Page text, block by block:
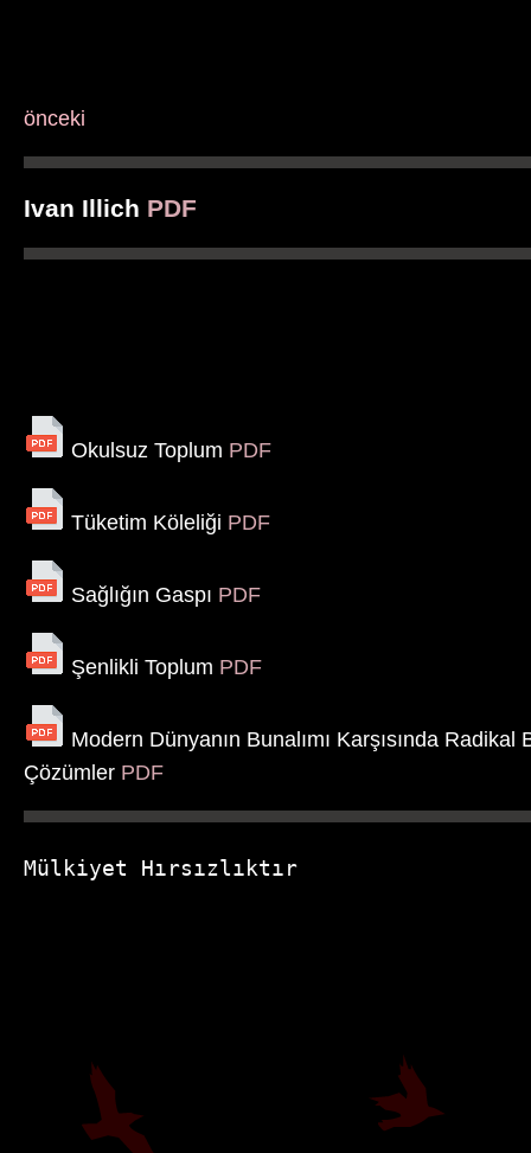
önceki
Ivan Illich PDF
Okulsuz Toplum PDF
Tüketim Köleliği PDF
Sağlığın Gaspı PDF
Şenlikli Toplum PDF
Modern Dünyanın Bunalımı Karşısında
Çözümler PDF
Mülkiyet Hırsızlıktır